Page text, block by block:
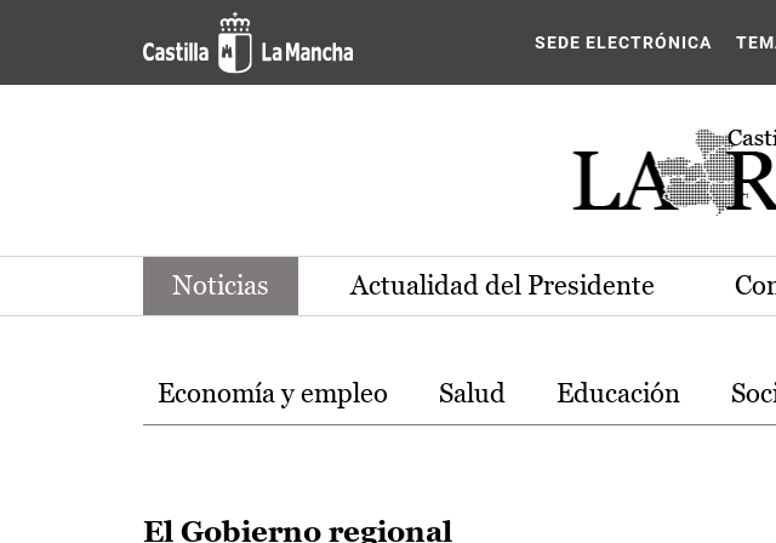
Pasar al contenido principal
Noticias de la región de Castilla-La
SEDE ELECTRÓNICA
Noticias Actualidad del Presidente
Temas
Economía y empleo Salud Educación
El Gobierno regional